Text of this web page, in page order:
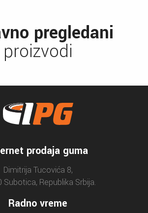
pregledani
proizvodi
prodaja guma
Dimitrija Tucovića 8,
Subotica, Republika Srbija.
Radno vreme